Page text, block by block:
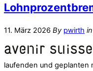
11. März 2026 By pwirth in
laufenden und geplanten